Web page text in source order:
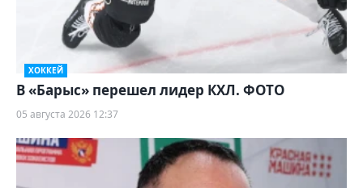
ХОККЕЙ
В «Барыс» перешел лидер КХЛ. ФОТО
05 августа 2026 12:37